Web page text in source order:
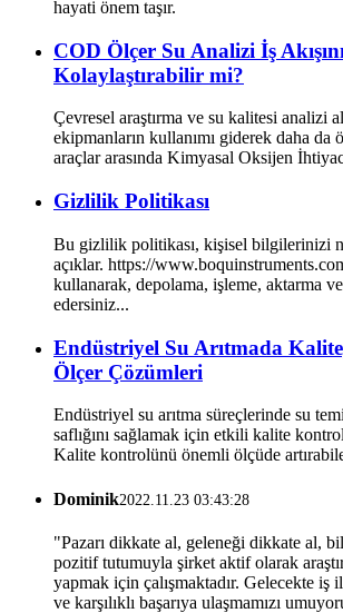
hayati önem taşır.
COD Ölçer Su Analizi İş
Kolaylaştırabilir mi?
Çevresel araştırma ve su kalitesi analizi
ekipmanların kullanımı giderek daha da
araçlar arasında Kimyasal Oksijen
Gizlilik Politikası
Bu gizlilik politikası, kişisel bilgilerinizi
açıklar. https://
kullanarak, depolama, işleme, aktarma
edersiniz...
Endüstriyel Su Arıtmada
Ölçer Çözümleri
Endüstriyel su arıtma süreçlerinde su
saflığını sağlamak için etkili kalite
Kalite kontrolünü önemli ölçüde
Dominik2022.11.23 03:43:28
"Pazarı dikkate al, geleneği dikkate al,
pozitif tutumuyla şirket aktif olarak
yapmak için çalışmaktadır. Gelecekte iş
ve karşılıklı başarıya ulaşmamızı